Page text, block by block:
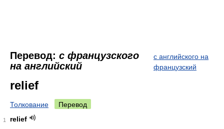
Перевод: с французского
на английский
с английского на
французский
relief
Толкование Перевод
1
relief